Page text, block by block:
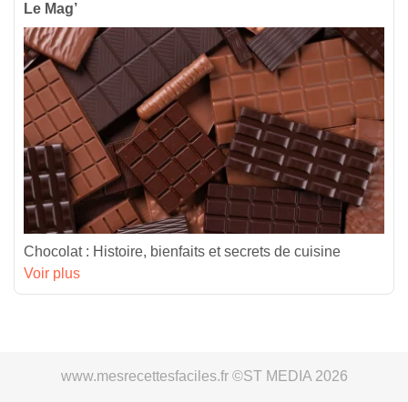
Le Mag’
Chocolat : Histoire, bienfaits et secrets de cuisine
Voir plus
www.mesrecettesfaciles.fr ©ST MEDIA 2026